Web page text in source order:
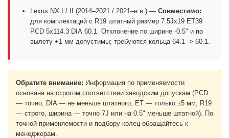
Lexus NX I / II (2014–2021 / 2021–н.в.) — Совместимо:
для комплектаций с R19 штатный размер 7.5Jx19 ET39
PCD 5x114.3 DIA 60.1. Отклонение по ширине -0.5" и по
вылету +1 мм допустимы; требуются кольца 64.1 -> 60.1.
Обратите внимание: Информация по применяемости
основана на строгом соответствии заводским допускам (PCD
— точно, DIA — не меньше штатного, ET — только ±5 мм, R19
— строго, ширина — точно 7J или на 0.5" меньше штатной). По
точной применяемости и подбору колец обращайтесь к
менеджерам.